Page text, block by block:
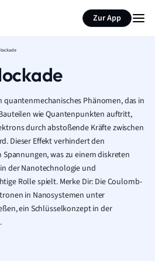
Zur App
quantenmechanisches Phänomen, das in
wie Quantenpunkten auftritt,
durch abstoßende Kräfte zwischen
Dieser Effekt verhindert den
was zu einem diskreten
der Nanotechnologie und
Rolle spielt. Merke Dir: Die Coulomb-
in Nanosystemen unter
ein Schlüsselkonzept in der